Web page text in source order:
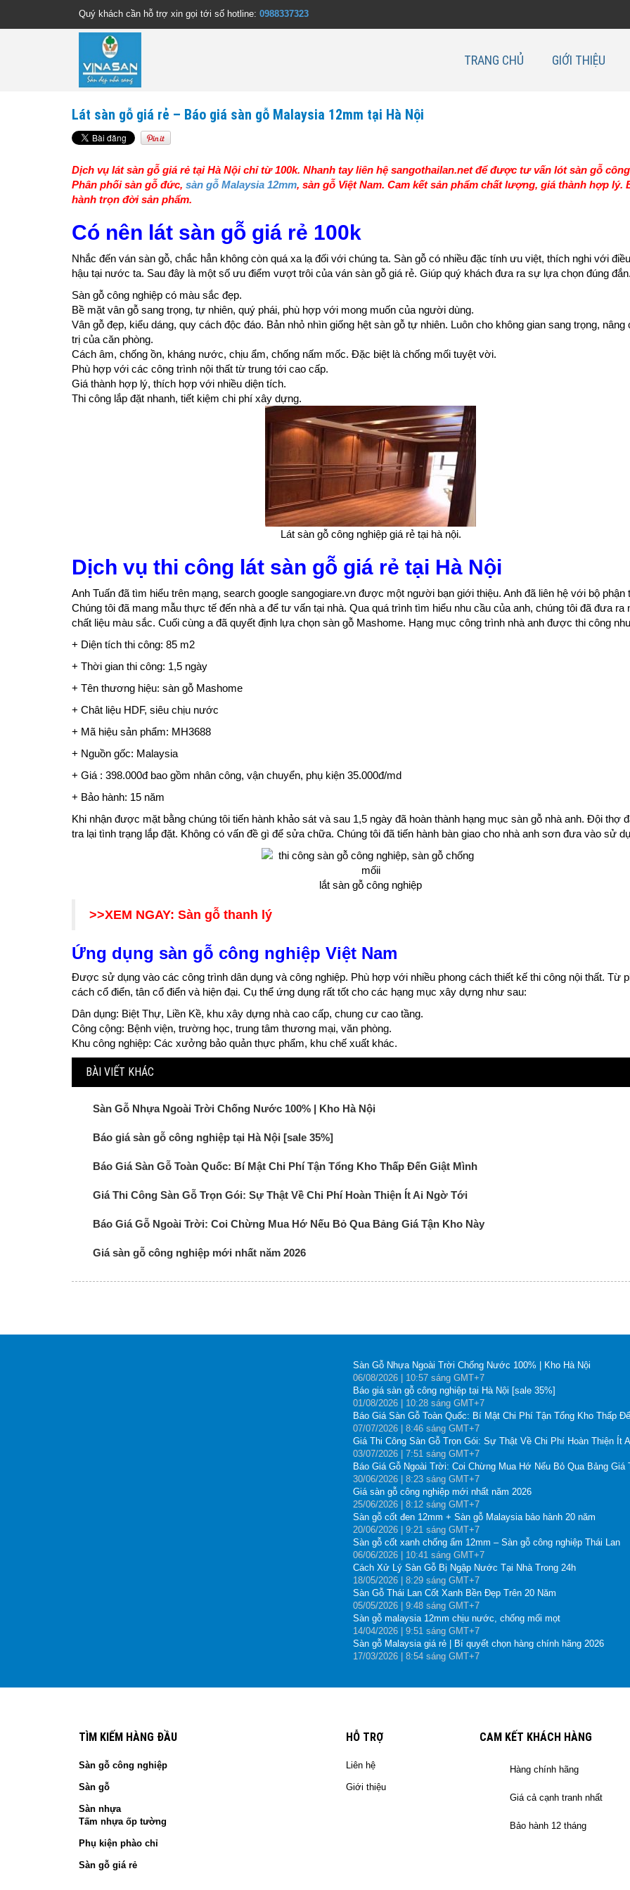
Quý khách cần hỗ trợ xin gọi tới số hotline: 0988337323
TRANG CHỦ GIỚI THIỆU
Lát sàn gỗ giá rẻ – Báo giá sàn gỗ Malaysia 12mm tại Hà Nội
Dịch vụ lát sàn gỗ giá rẻ tại Hà Nội chỉ từ 100k. Nhanh tay liên hệ sangothailan.net để được tư vấn lót sàn gỗ
Phân phối sàn gỗ đức, sàn gỗ Malaysia 12mm, sàn gỗ Việt Nam. Cam kết sản phẩm chất lượng, giá thành hợp lý.
hành trọn đời sản phẩm.
Có nên lát sàn gỗ giá rẻ 100k
Nhắc đến ván sàn gỗ, chắc hẳn không còn quá xa lạ đối với chúng ta. Sàn gỗ có nhiều đặc tính ưu việt, thích nghi với
hậu tại nước ta. Sau đây là một số ưu điểm vượt trôi của ván sàn gỗ giá rẻ. Giúp quý khách đưa ra sự lựa chọn đúng đắn.
Sàn gỗ công nghiệp có màu sắc đẹp.
Bề mặt vân gỗ sang trọng, tự nhiên, quý phái, phù hợp với mong muốn của người dùng.
Vân gỗ đẹp, kiểu dáng, quy cách độc đáo. Bản nhỏ nhìn giống hệt sàn gỗ tự nhiên. Luôn cho không gian sang trọng, nâng
trị của căn phòng.
Cách âm, chống ồn, kháng nước, chịu ẩm, chống nấm mốc. Đặc biệt là chống mối tuyệt vời.
Phù hợp với các công trình nội thất từ trung tới cao cấp.
Giá thành hợp lý, thích hợp với nhiều diện tích.
Thi công lắp đặt nhanh, tiết kiệm chi phí xây dựng.
Lát sàn gỗ công nghiệp giá rẻ tại hà nội.
Dịch vụ thi công lát sàn gỗ giá rẻ tại Hà Nội
Anh Tuấn đã tìm hiểu trên mạng, search google sangogiare.vn được một người bạn giới thiệu. Anh đã liên hệ với bộ phận
Chúng tôi đã mang mẫu thực tế đến nhà a để tư vấn tại nhà. Qua quá trình tìm hiểu nhu cầu của anh, chúng tôi đã đưa ra
chất liệu màu sắc. Cuối cùng a đã quyết định lựa chọn sàn gỗ Mashome. Hạng mục công trình nhà anh được thi công
+ Diện tích thi công: 85 m2
+ Thời gian thi công: 1,5 ngày
+ Tên thương hiệu: sàn gỗ Mashome
+ Chât liệu HDF, siêu chịu nước
+ Mã hiệu sản phẩm: MH3688
+ Nguồn gốc: Malaysia
+ Giá : 398.000đ bao gồm nhân công, vận chuyển, phụ kiện 35.000đ/md
+ Bảo hành: 15 năm
Khi nhận được mặt bằng chúng tôi tiến hành khảo sát và sau 1,5 ngày đã hoàn thành hạng mục sàn gỗ nhà anh. Đội thợ
tra lại tình trạng lắp đặt. Không có vấn đề gì để sửa chữa. Chúng tôi đã tiến hành bàn giao cho nhà anh sơn đưa vào sử
lắt sàn gỗ công nghiệp
>>XEM NGAY: Sàn gỗ thanh lý
Ứng dụng sàn gỗ công nghiệp Việt Nam
Được sử dụng vào các công trình dân dụng và công nghiệp. Phù hợp với nhiều phong cách thiết kế thi công nội thất. Từ
cách cổ điển, tân cổ điển và hiện đại. Cụ thể ứng dụng rất tốt cho các hạng mục xây dựng như sau:
Dân dụng: Biệt Thự, Liền Kề, khu xây dựng nhà cao cấp, chung cư cao tầng.
Công cộng: Bệnh viện, trường học, trung tâm thương mại, văn phòng.
Khu công nghiệp: Các xưởng bảo quản thực phẩm, khu chế xuất khác.
BÀI VIẾT KHÁC
Sàn Gỗ Nhựa Ngoài Trời Chống Nước 100% | Kho Hà Nội
Báo giá sàn gỗ công nghiệp tại Hà Nội [sale 35%]
Báo Giá Sàn Gỗ Toàn Quốc: Bí Mật Chi Phí Tận Tổng Kho Thấp Đến Giật Mình
Giá Thi Công Sàn Gỗ Trọn Gói: Sự Thật Về Chi Phí Hoàn Thiện Ít Ai Ngờ Tới
Báo Giá Gỗ Ngoài Trời: Coi Chừng Mua Hớ Nếu Bỏ Qua Bảng Giá Tận Kho Này
Giá sàn gỗ công nghiệp mới nhất năm 2026
Sàn Gỗ Nhựa Ngoài Trời Chống Nước 100% | Kho Hà Nội
06/08/2026 | 10:57 sáng GMT+7
Báo giá sàn gỗ công nghiệp tại Hà Nội [sale 35%]
01/08/2026 | 10:28 sáng GMT+7
Báo Giá Sàn Gỗ Toàn Quốc: Bí Mật Chi Phí Tận Tổng Kho Thấp
07/07/2026 | 8:46 sáng GMT+7
Giá Thi Công Sàn Gỗ Trọn Gói: Sự Thật Về Chi Phí Hoàn Thiện Ít
03/07/2026 | 7:51 sáng GMT+7
Báo Giá Gỗ Ngoài Trời: Coi Chừng Mua Hớ Nếu Bỏ Qua Bảng Giá
30/06/2026 | 8:23 sáng GMT+7
Giá sàn gỗ công nghiệp mới nhất năm 2026
25/06/2026 | 8:12 sáng GMT+7
Sàn gỗ cốt đen 12mm + Sàn gỗ Malaysia bảo hành 20 năm
20/06/2026 | 9:21 sáng GMT+7
Sàn gỗ cốt xanh chống ẩm 12mm – Sàn gỗ công nghiệp Thái Lan
06/06/2026 | 10:41 sáng GMT+7
Cách Xử Lý Sàn Gỗ Bị Ngập Nước Tại Nhà Trong 24h
18/05/2026 | 8:29 sáng GMT+7
Sàn Gỗ Thái Lan Cốt Xanh Bền Đẹp Trên 20 Năm
05/05/2026 | 9:48 sáng GMT+7
Sàn gỗ malaysia 12mm chịu nước, chống mối mọt
14/04/2026 | 9:51 sáng GMT+7
Sàn gỗ Malaysia giá rẻ | Bí quyết chọn hàng chính hãng 2026
17/03/2026 | 8:54 sáng GMT+7
TÌM KIẾM HÀNG ĐẦU
Sàn gỗ công nghiệp
Sàn gỗ
Sàn nhựa
Tấm nhựa ốp tường
Phụ kiện phào chỉ
Sàn gỗ giá rẻ
HỖ TRỢ
Liên hệ
Giới thiệu
CAM KẾT KHÁCH HÀNG
Hàng chính hãng
Giá cả cạnh tranh nhất
Bảo hành 12 tháng